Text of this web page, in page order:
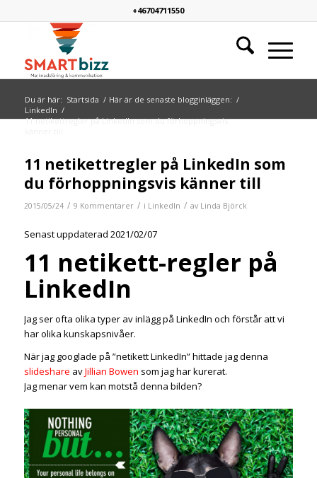
+46704711550
Du är här: Startsida / Här är de senaste blogginläggen: /
LinkedIn /
11 netikettregler på LinkedIn som du förhoppningsvis
11 netikettregler på LinkedIn som
du förhoppningsvis känner till
2015/05/24 / 9 Kommentarer / i LinkedIn / av Linda Björck
Senast uppdaterad 2021/02/07
11 netikett-regler på
LinkedIn
Jag ser ofta olika typer av inlägg på LinkedIn och förstår att vi
har olika kunskapsnivåer.
När jag googlade på ”netikett LinkedIn” hittade jag denna
slideshare avJillian Bowen som jag har kurerat.
Jag menar vem kan motstå denna bilden?